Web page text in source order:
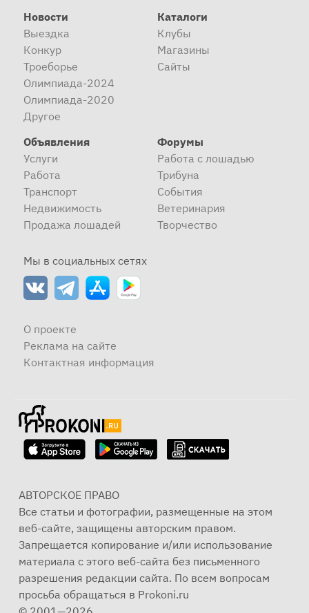
Новости
Выездка
Конкур
Троеборье
Олимпиада-2024
Олимпиада-2020
Другое
Каталоги
Клубы
Магазины
Сайты
Объявления
Услуги
Работа
Транспорт
Недвижимость
Продажа лошадей
Форумы
Работа с лошадью
Трибуна
События
Ветеринария
Творчество
Мы в социальных сетях
О проекте
Реклама на сайте
Контактная информация
АВТОРСКОЕ ПРАВО
Все статьи и фотографии, размещенные на этом
веб-сайте, защищены авторским правом.
Запрещается копирование и/или использование
материала с этого веб-сайта без письменного
разрешения редакции сайта. По всем вопросам
просьба обращаться в Prokoni.ru